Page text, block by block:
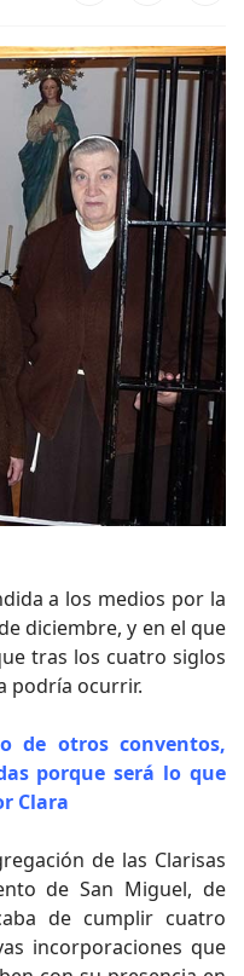
a los medios por la
diciembre, y en el que
tras los cuatro siglos
podría ocurrir.
de otros conventos,
porque será lo que
Clara
de las Clarisas
de San Miguel, de
de cumplir cuatro
incorporaciones que